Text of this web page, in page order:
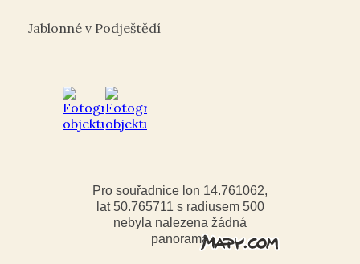
Jablonné v Podještědí
Pro souřadnice lon 14.761062,
lat 50.765711 s radiusem 500
nebyla nalezena žádná
panorama